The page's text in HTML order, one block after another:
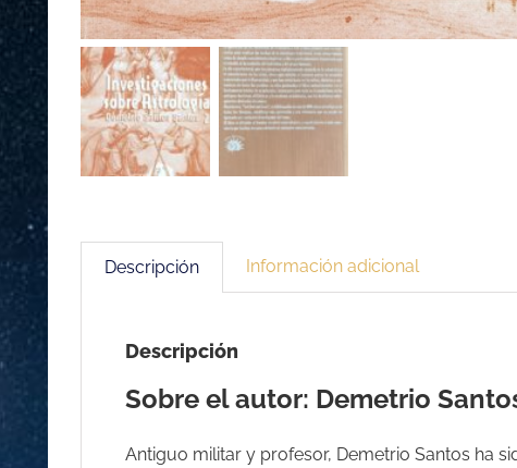
Descripción Información adicional
Descripción
Sobre el autor: Demetrio
Antiguo militar y profesor, Demetrio Santos ha